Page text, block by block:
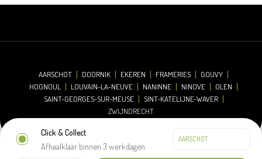
Click & Collect
Afhaalklaar binnen 3 werkdagen
AARSCHOT DOORNIK EKEREN FRAMERIES
GOUVY
HOGNOUL
LOUVAIN-LA-NEUVE NANINNE NINOVE
OLEN
SAINT-GEORGES-SUR-MEUSE
SINT-KATELIJNE-WAVER
ZWIJNDRECHT
© 2026 Oh'Green